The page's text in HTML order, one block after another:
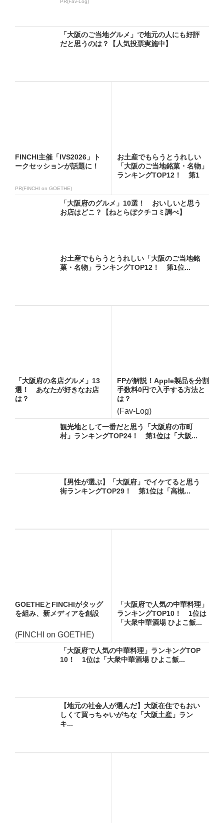
PR(Fav-Log)
「大阪のご当地グルメ」で地元の人にも好評
だと思うのは？【人気投票実施中】
FINCHI主催「IVS2026」ト
ークセッションが話題に！
PR(FINCHI on GOETHE)
お土産でもらうとうれしい
「大阪のご当地銘菓・名物」
ランキングTOP12！ 第1
「大阪府のグルメ」10選！ おいしいと思う
お店はどこ？【ねとらぼクチコミ調べ】
お土産でもらうとうれしい「大阪のご当地銘
菓・名物」ランキングTOP12！ 第1位...
「大阪府の名店グルメ」13
選！ あなたが好きなお店
は？
FPが解説！Apple製品を分割
手数料0円で入手する方法と
は？
(Fav-Log)
観光地として一番だと思う「大阪府の市町
村」ランキングTOP24！ 第1位は「大阪...
【男性が選ぶ】「大阪府」でイケてると思う
街ランキングTOP29！ 第1位は「高槻...
GOETHEとFINCHIがタッグ
を組み、新メディアを創設
(FINCHI on GOETHE)
「大阪府で人気の中華料理」
ランキングTOP10！ 1位は
「大衆中華酒場 ひよこ飯...
「大阪府で人気の中華料理」ランキングTOP
10！ 1位は「大衆中華酒場 ひよこ飯...
【地元の社会人が選んだ】大阪在住でもおい
しくて買っちゃいがちな「大阪土産」ラン
キ...